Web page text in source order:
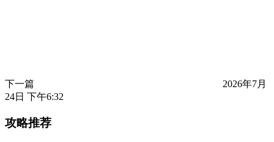
下一篇
2026年7月
24日 下午6:32
攻略推荐